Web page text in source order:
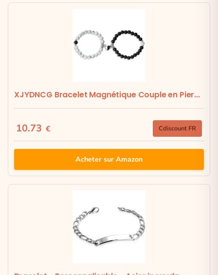
XJYDNCG Bracelet Magnétique Couple en Pier...
10.73 € Cdiscount FR
Acheter sur Amazon